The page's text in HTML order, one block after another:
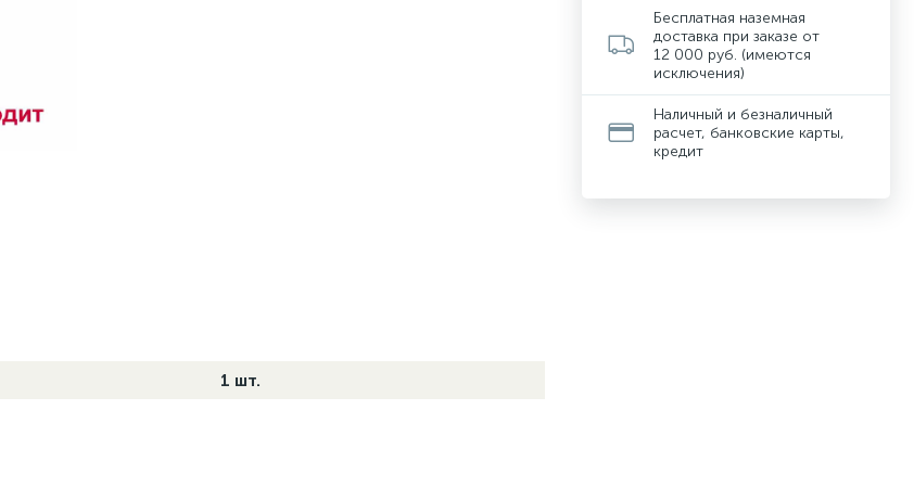
1 шт.
Бесплатная наземная
доставка при заказе от
12 000 руб. (имеются
исключения)
Наличный и безналичный
расчет, банковские карты,
кредит